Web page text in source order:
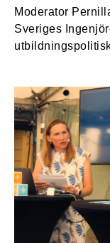
Moderator
Sveriges